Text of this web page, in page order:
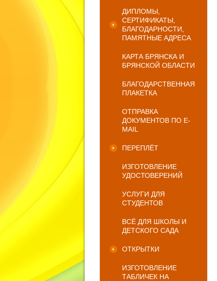
ДИПЛОМЫ,
СЕРТИФИКАТЫ,
БЛАГОДАРНОСТИ,
ПАМЯТНЫЕ АДРЕСА
КАРТА БРЯНСКА И
БРЯНСКОЙ ОБЛАСТИ
БЛАГОДАРСТВЕННАЯ
ПЛАКЕТКА
ОТПРАВКА
ДОКУМЕНТОВ ПО E-
MAIL
ПЕРЕПЛЁТ
ИЗГОТОВЛЕНИЕ
УДОСТОВЕРЕНИЙ
УСЛУГИ ДЛЯ
СТУДЕНТОВ
ВСЁ ДЛЯ ШКОЛЫ И
ДЕТСКОГО САДА
ОТКРЫТКИ
ИЗГОТОВЛЕНИЕ
ТАБЛИЧЕК НА